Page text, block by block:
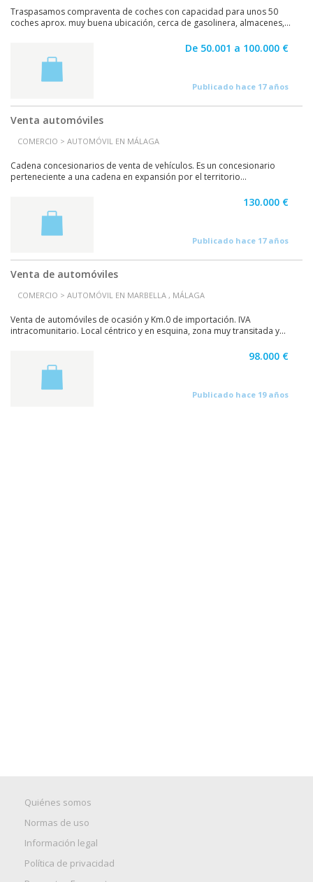
Traspasamos compraventa de coches con capacidad para unos 50
coches aprox. muy buena ubicación, cerca de gasolinera, almacenes,...
De 50.001 a 100.000 €
Publicado hace 17 años
Venta automóviles
COMERCIO > AUTOMÓVIL EN MÁLAGA
Cadena concesionarios de venta de vehículos. Es un concesionario
perteneciente a una cadena en expansión por el territorio...
130.000 €
Publicado hace 17 años
Venta de automóviles
COMERCIO > AUTOMÓVIL EN MARBELLA , MÁLAGA
Venta de automóviles de ocasión y Km.0 de importación. IVA
intracomunitario. Local céntrico y en esquina, zona muy transitada y...
98.000 €
Publicado hace 19 años
Quiénes somos
Normas de uso
Información legal
Política de privacidad